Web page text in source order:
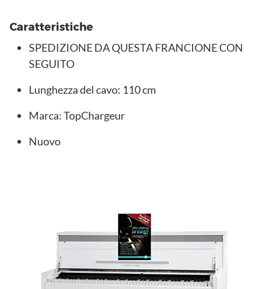
Caratteristiche
SPEDIZIONE DA QUESTA FRANCIONE CON
SEGUITO
Lunghezza del cavo: 110 cm
Marca: TopChargeur
Nuovo